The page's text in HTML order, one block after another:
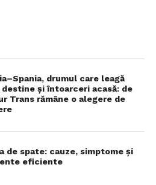
drumul care leagă
și întoarceri acasă: de
Trans rămâne o alegere de
de spate: cauze, simptome și
eficiente